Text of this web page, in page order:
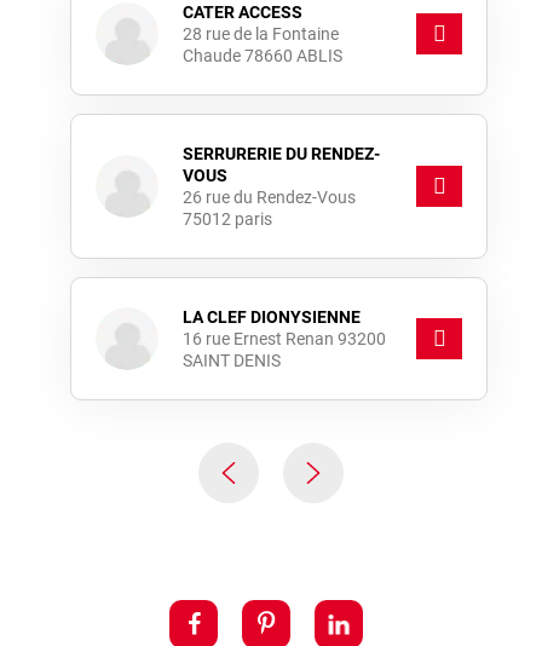
CATER ACCESS
28 rue de la Fontaine
Chaude 78660 ABLIS
SERRURERIE DU RENDEZ-
VOUS
26 rue du Rendez-Vous
75012 paris
LA CLEF DIONYSIENNE
16 rue Ernest Renan 93200
SAINT DENIS